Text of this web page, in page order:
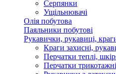
Серпянки
Ущільнювачі
Олія побутова
Паяльники побутові
Рукавички, рукавиці,
Краги захисні,
Перчатки теплі,
Перчатки